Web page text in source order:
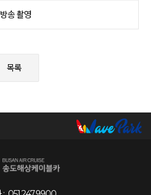
송 촬영
목록